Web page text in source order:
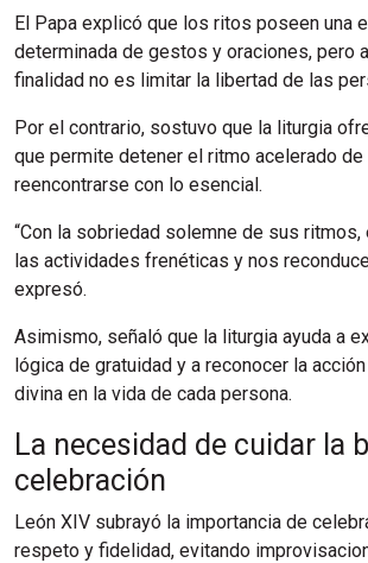
El Papa explicó que los ritos poseen una
determinada de gestos y oraciones, pero
finalidad no es limitar la libertad de las
Por el contrario, sostuvo que la liturgia
que permite detener el ritmo acelerado
reencontrarse con lo esencial.
“Con la sobriedad solemne de sus
las actividades frenéticas y nos
expresó.
Asimismo, señaló que la liturgia ayuda a
lógica de gratuidad y a reconocer la
divina en la vida de cada persona.
La necesidad de cuidar la
celebración
León XIV subrayó la importancia de
respeto y fidelidad, evitando